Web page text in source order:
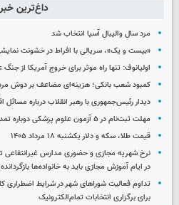
داغ‌ترین
مرد سال والیبال آسیا انتخاب شد
«بیست و یک»، سریالی با افراط در خشونت
اولیانوف: تنها راه موثر برای خروج آمریکا از
کمبود شعب بانکی؛ هزینه‌ای مضاعف بر دوش
دیدار رئیس‌جمهوری با رهبر انقلاب درباره
مهلت ثبت‌نام در ۵ آزمون علوم پزشکی دوباره تمدید شد
قیمت طلا، سکه و دلار یکشنبه ۱۸ مرداد ۱۴۰۵
نرخ شهریه مجازی و حضوری مدارس
در ایام آموزش مجازی باید به خانواده‌ها
تداوم فعالیت شوراهای شهر در شرایط اضطراری
برای برگزاری انتخابات تمام‌الکترونیک